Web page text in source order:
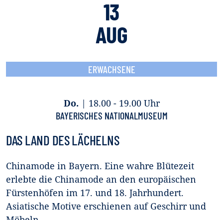
13
AUG
ERWACHSENE
Do. | 18.00 - 19.00 Uhr
BAYERISCHES NATIONALMUSEUM
DAS LAND DES LÄCHELNS
Chinamode in Bayern. Eine wahre Blütezeit
erlebte die Chinamode an den europäischen
Fürstenhöfen im 17. und 18. Jahrhundert.
Asiatische Motive erschienen auf Geschirr und